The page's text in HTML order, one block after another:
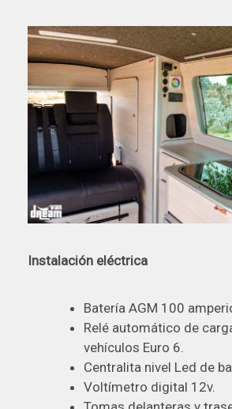
Instalación eléctrica
Batería AGM 100
Relé automático de
vehículos Euro 6.
Centralita nivel Led de
Voltímetro digital 12v.